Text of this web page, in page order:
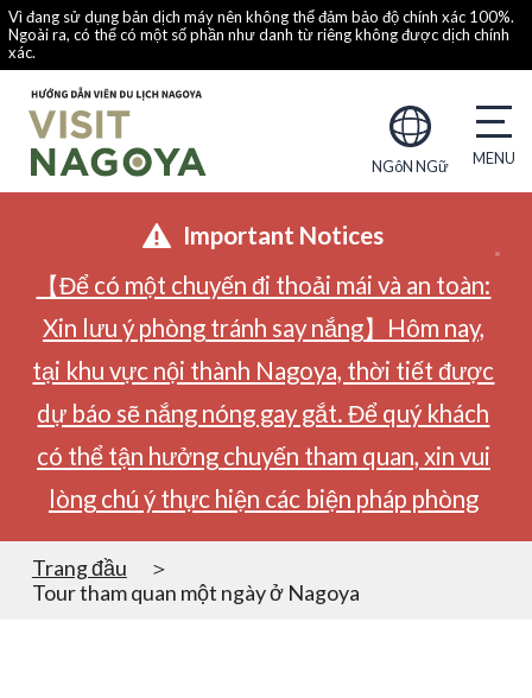
Vì đang sử dụng bản dịch máy nên không thể đảm bảo độ chính xác 100%.
Ngoài ra, có thể có một số phần như danh từ riêng không được dịch chính
xác.
NGôN NGữ
Important Notices
【Để có một chuyến đi thoải mái và an toàn:
Xin lưu ý phòng tránh say nắng】Hôm nay,
tại khu vực nội thành Nagoya, thời tiết được
dự báo sẽ nắng nóng gay gắt. Để quý khách
có thể tận hưởng chuyến tham quan, xin vui
lòng chú ý thực hiện các biện pháp phòng
Trang đầu
Tour tham quan một ngày ở Nagoya